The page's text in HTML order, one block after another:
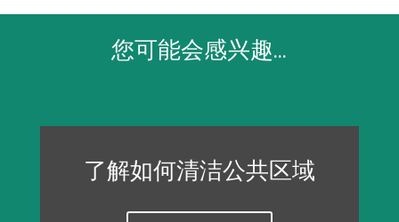
您可能会感兴趣…
了解如何清洁公共区域